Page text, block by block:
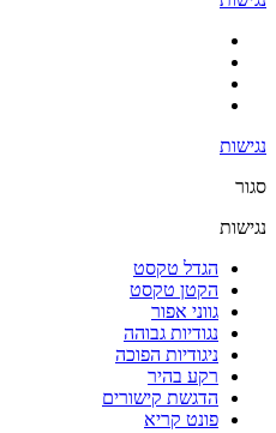
נגישות
סגור
נגישות
הגדל טקסט
הקטן טקסט
גווני אפור
נגודיות גבוהה
ניגודיות הפוכה
רקע בהיר
הדגשת קישורים
פונט קריא